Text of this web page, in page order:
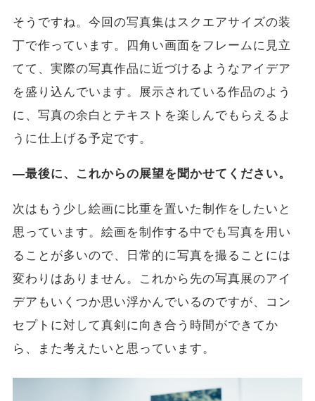
そうですね。今回の写真集はスクエアサイズの装
丁で作っています。四角い画面をフレームに見立
てて、実際の写真作品に近づけるようなアイデア
を盛り込んでいます。展示されている作品のよう
に、写真の余白とテキストを楽しんでもらえるよ
うに仕上げる予定です。
―最後に、これからの展望を聞かせてください。
次はもう少し絵画に比重を置いた制作をしたいと
思っています。絵画を制作する中でも写真を用い
ることが多いので、日常的に写真を撮ることには
変わりはありません。これから先の写真展のアイ
デアもいくつか思い浮かんでいるのですが、コン
セプトに対して真剣に向き合う時間ができてか
ら、また考えたいと思っています。